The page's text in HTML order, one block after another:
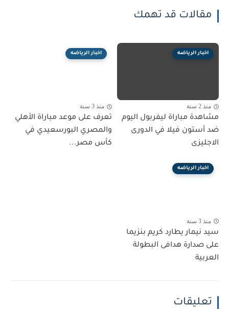
مقالات قد تهمك
اخبار الرياضه
منذ 2 سنة
مشاهدة مباراة ليفربول اليوم
ضد أستون فيلا في الدورى
الاجليزى
اخبار الرياضه
منذ 3 سنة
تعرف على موعد مباراة الأهلي
والمصري البورسعيدي في
كأس مصر...
اخبار الرياضه
منذ 3 سنة
سيد نيمار يطارد كريم بنزيما
على صدارة هدافى البطولة
العربية
تعليقات